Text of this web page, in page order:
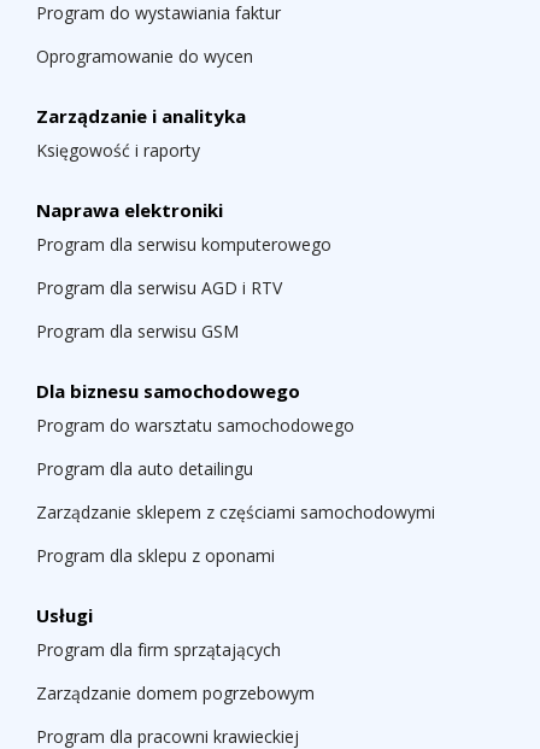
Program do wystawiania faktur
Oprogramowanie do wycen
Zarządzanie i analityka
Księgowość i raporty
Naprawa elektroniki
Program dla serwisu komputerowego
Program dla serwisu AGD i RTV
Program dla serwisu GSM
Dla biznesu samochodowego
Program do warsztatu samochodowego
Program dla auto detailingu
Zarządzanie sklepem z częściami samochodowymi
Program dla sklepu z oponami
Usługi
Program dla firm sprzątających
Zarządzanie domem pogrzebowym
Program dla pracowni krawieckiej